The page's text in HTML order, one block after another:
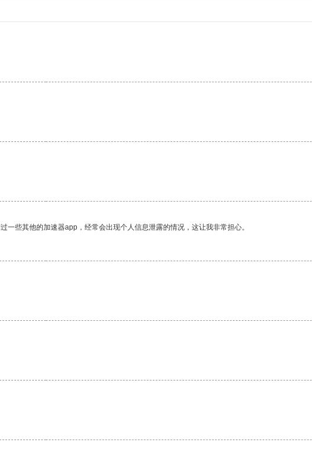
些其他的加速器app，经常会出现个人信息泄露的情况，这让我非常担心。